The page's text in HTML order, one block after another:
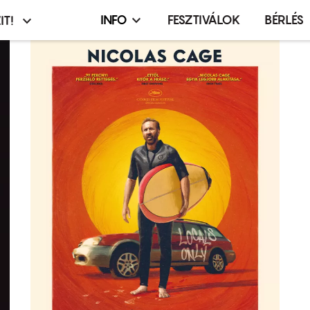
Infó,
esemény,
terembérlés
menü
INFO FESZTIVÁLOK BÉRLÉS